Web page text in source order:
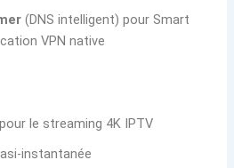
(DNS intelligent) pour Smart
VPN native
le streaming 4K IPTV
instantanée